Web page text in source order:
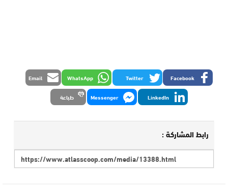
Facebook
Twitter
WhatsApp
Email
LinkedIn
Messenger طباعة
رابط المشاركة :